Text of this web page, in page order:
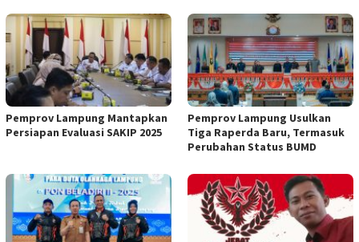
Pemprov Lampung Mantapkan
Persiapan Evaluasi SAKIP 2025
Pemprov Lampung Usulkan
Tiga Raperda Baru, Termasuk
Perubahan Status BUMD